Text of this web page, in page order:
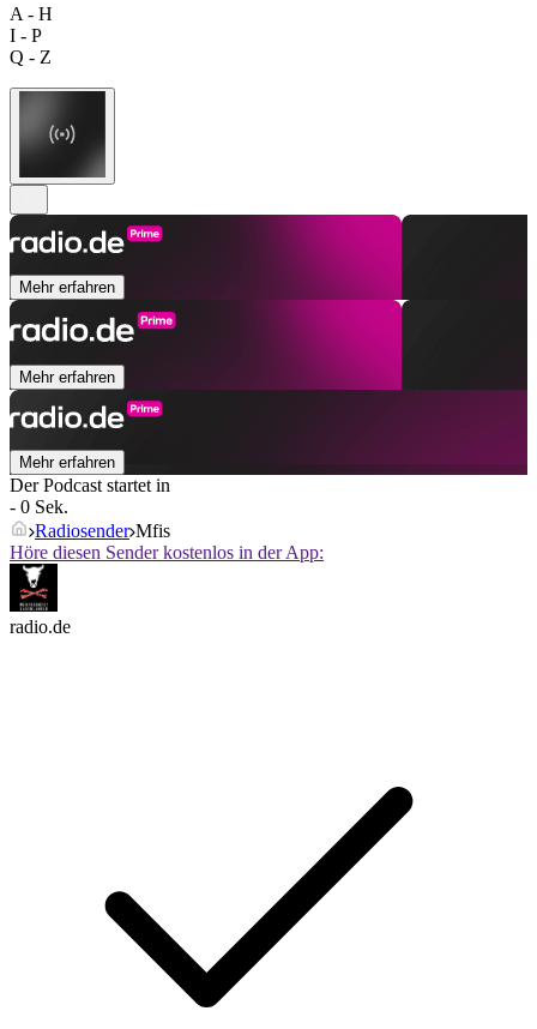
A - H
I - P
Q - Z
Mehr erfahren
Mehr erfahren
Mehr erfahren
Der Podcast startet in
- 0 Sek.
Radiosender Mfis
Höre diesen Sender kostenlos in der App:
radio.de